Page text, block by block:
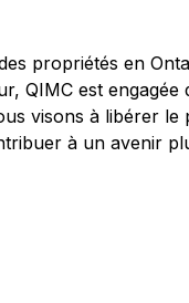
propriétés en
QIMC est
visons à libérer
à un avenir